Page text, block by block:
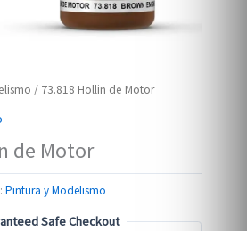
/ 73.818 Hollin de Motor
de Motor
Pintura y Modelismo
Safe Checkout